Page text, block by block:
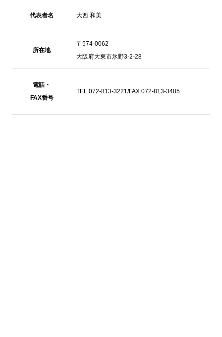
代表者名 大西 和美
所在地
〒574-0062
大阪府大東市氷野3-2-28
電話・
FAX番号
TEL:072-813-3221/FAX:072-813-3485